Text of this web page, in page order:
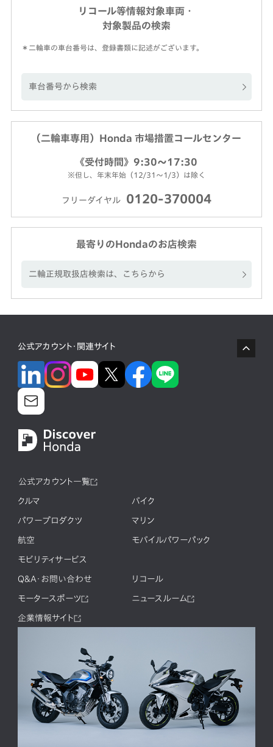
リコール等情報対象車両・
対象製品の検索
＊二輪車の車台番号は、登録書類に記述がございます。
車台番号から検索
（二輪車専用）Honda 市場措置コールセンター
《受付時間》9:30～17:30
※但し、年末年始（12/31～1/3）は除く
フリーダイヤル 0120-370004
最寄りのHondaのお店検索
二輪正規取扱店検索は、こちらから
公式アカウント・関連サイト
公式アカウント一覧
クルマ バイク
パワープロダクツ マリン
航空 モバイルパワーパック
モビリティサービス
Q&A・お問い合わせ リコール
モータースポーツ ニュースルーム
企業情報サイト